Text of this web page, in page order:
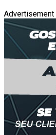
Advertisement